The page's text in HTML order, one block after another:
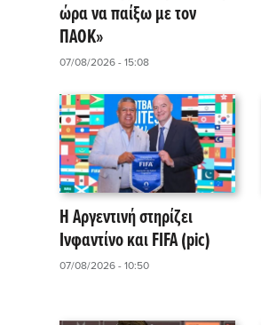
ώρα να παίξω με τον
ΠΑΟΚ»
07/08/2026 - 15:08
Η Αργεντινή στηρίζει
Ινφαντίνο και FIFA (pic)
07/08/2026 - 10:50